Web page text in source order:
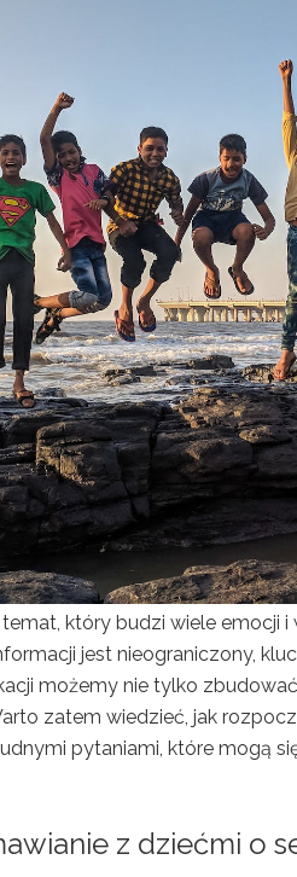
który budzi wiele emocji
jest nieograniczony,
możemy nie tylko
zatem wiedzieć, jak
pytaniami, które mogą
z dziećmi o